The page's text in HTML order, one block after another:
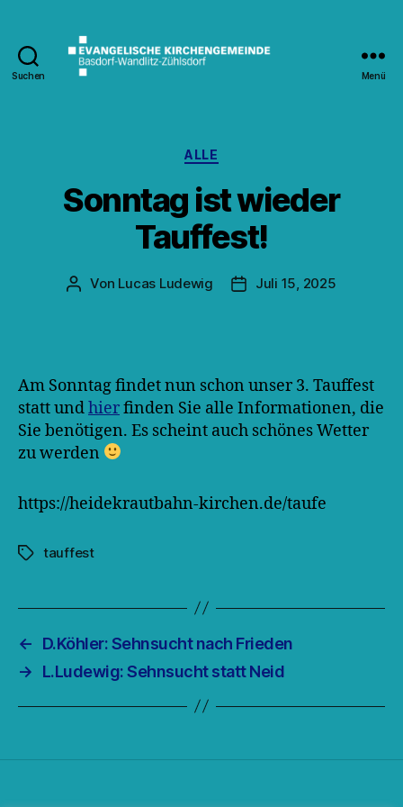
Suchen Menü
Kategorien
ALLE
Sonntag ist wieder
Tauffest!
Beitragsautor
Von Lucas Ludewig Veröffentlichungsdatum
Juli 15, 2025
Am Sonntag findet nun schon unser 3. Tauffest
statt undhierfinden Sie alle Informationen, die
Sie benötigen. Es scheint auch schönes Wetter
zu werden
https://heidekrautbahn-kirchen.de/taufe
Schlagwörter
tauffest
←
D.Köhler: Sehnsucht nach Frieden
→
L.Ludewig: Sehnsucht statt Neid